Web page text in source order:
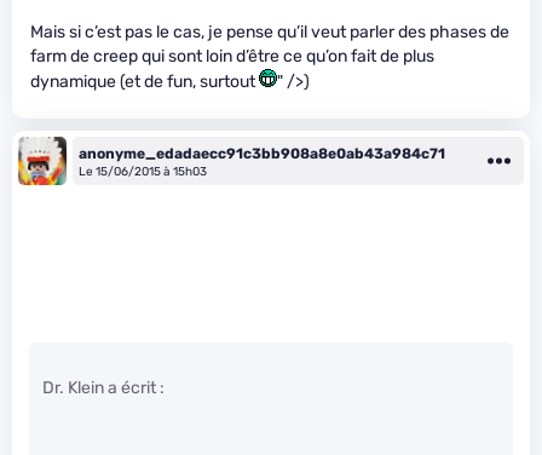
Mais si c’est pas le cas, je pense qu’il veut parler des phases de
farm de creep qui sont loin d’être ce qu’on fait de plus
dynamique (et de fun, surtout
" />)
anonyme_edadaecc91c3bb908a8e0ab43a984c71
Le 15/06/2015 à 15h03
Dr. Klein a écrit :